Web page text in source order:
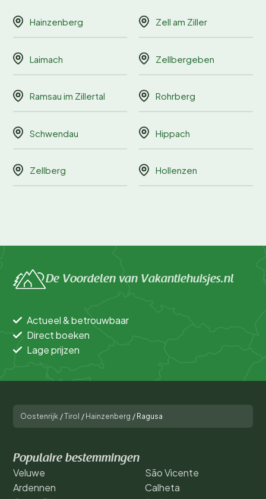
Hainzenberg Zell am Ziller
Laimach Zellbergeben
Ramsau im Zillertal Rohrberg
Schwendau Hippach
Zellberg Hollenzen
De Voordelen van Vakantiehuisjes.nl
Actueel & betrouwbaar
Direct boeken
Lage prijzen
Oostenrijk /Tirol / Hainzenberg / Ragusa
Populaire bestemmingen
Veluwe
Ardennen
São Vicente
Calheta